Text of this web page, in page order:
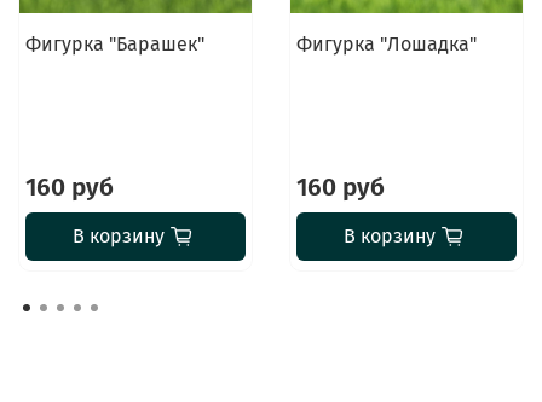
Фигурка "Барашек"
160 руб
В корзину
Фигурка "Лошадка"
160 руб
В корзину